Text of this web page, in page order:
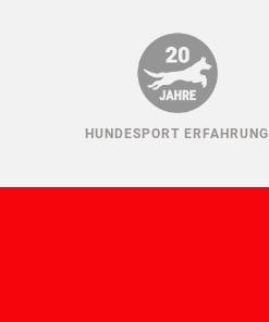
HUNDESPORT ERFAHRUNG